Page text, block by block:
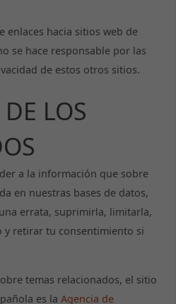
enlaces hacia sitios web de
se hace responsable por las
de estos otros sitios.
LOS
a la información que sobre
en nuestras bases de datos,
errata, suprimirla, limitarla,
y retirar tu consentimiento si
temas relacionados, el sitio
es la Agencia de